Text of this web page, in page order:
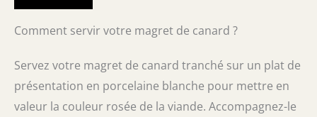
Comment servir votre magret de canard ?
Servez votre magret de canard tranché sur un plat de
présentation en porcelaine blanche pour mettre en
valeur la couleur rosée de la viande. Accompagnez-le